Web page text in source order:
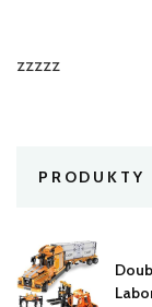
zzzzz
PRODUKTY